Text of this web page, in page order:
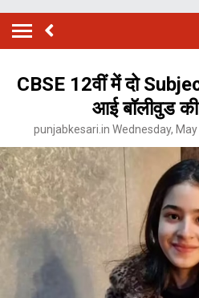
CBSE 12वीं में दो
आई बॉलीवुड
punjabkesari.in Wednesday,